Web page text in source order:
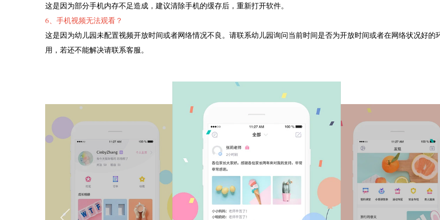
这是因为部分手机内存不足造成，建议清除手机的缓存后，重新打开软件。
6、手机视频无法观看？
这是因为幼儿园未配置视频开放时间或者网络情况不良。请联系幼儿园询问当前时间是否为开放时间或者在网络状况好的
用，若还不能解决请联系客服。